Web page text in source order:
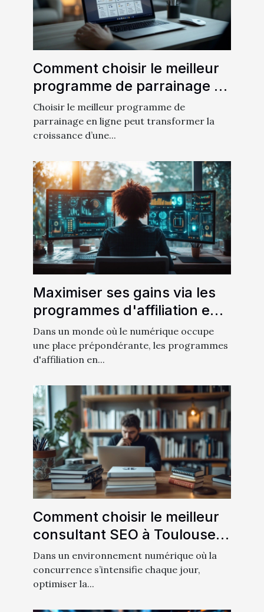
Comment choisir le meilleur
programme de parrainage en
ligne ?
Choisir le meilleur programme de
parrainage en ligne peut transformer la
croissance d’une...
Maximiser ses gains via les
programmes d'affiliation en
ligne
Dans un monde où le numérique occupe
une place prépondérante, les programmes
d'affiliation en...
Comment choisir le meilleur
consultant SEO à Toulouse
pour votre entreprise ?
Dans un environnement numérique où la
concurrence s’intensifie chaque jour,
optimiser la...